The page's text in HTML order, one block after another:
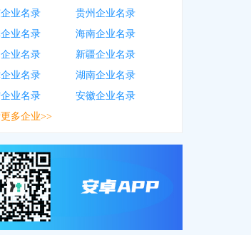
业名录
贵州企业名录
业名录
海南企业名录
业名录
新疆企业名录
业名录
湖南企业名录
业名录
安徽企业名录
多企业>>